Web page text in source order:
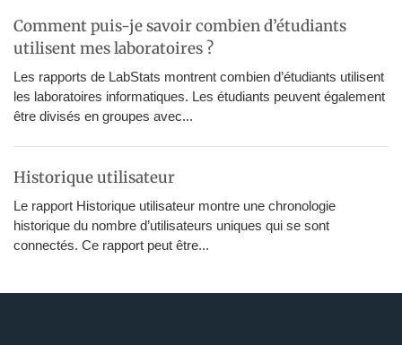
Comment puis-je savoir combien d’étudiants
utilisent mes laboratoires ?
Les rapports de LabStats montrent combien d’étudiants utilisent
les laboratoires informatiques. Les étudiants peuvent également
être divisés en groupes avec...
Historique utilisateur
Le rapport Historique utilisateur montre une chronologie
historique du nombre d’utilisateurs uniques qui se sont
connectés. Ce rapport peut être...